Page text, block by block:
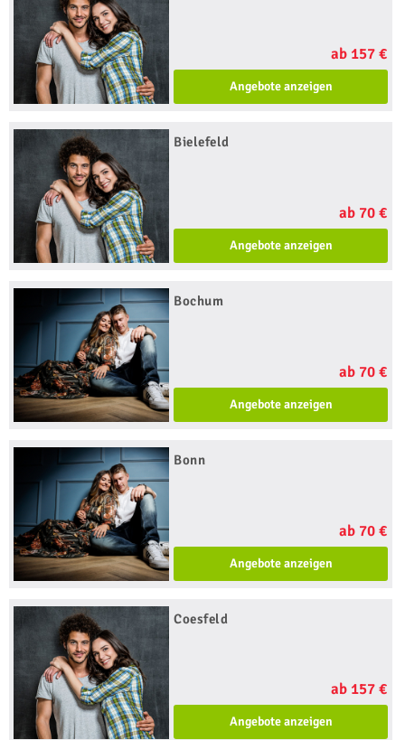
ab 157 €
Angebote anzeigen
Bielefeld
ab 70 €
Angebote anzeigen
Bochum
ab 70 €
Angebote anzeigen
Bonn
ab 70 €
Angebote anzeigen
Coesfeld
ab 157 €
Angebote anzeigen